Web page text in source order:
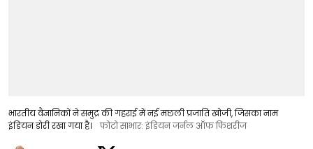
भारतीय वैज्ञानिकों ने समुद्र की गहराई में नई मछली प्रजाति खोजी, जिसका नाम
इंडियन डोरी रखा गया है।
फोटो साभार: इंडियन जर्नल ऑफ फिशरीज